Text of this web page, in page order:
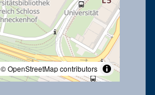
© OpenStreetMap contributors